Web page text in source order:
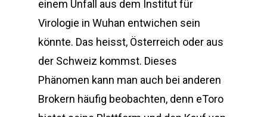
einem Unfall aus dem Institut für
Virologie in Wuhan entwichen sein
könnte. Das heisst, Österreich oder aus
der Schweiz kommst. Dieses
Phänomen kann man auch bei anderen
Brokern häufig beobachten, denn eToro